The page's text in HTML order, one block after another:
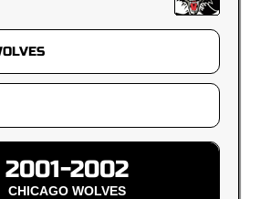
2001-2002
CHICAGO WOLVES